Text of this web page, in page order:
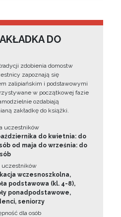
DO
zdobienia domostw
zapoznają się
zalipiańskim i podstawowymi
w początkowej fazie
ozdabiają
zakładkę do książki.
uczestników
do kwietnia: do
od maja do września: do
uczestników
wczesnoszkolna,
podstawowa (kl. 4-8),
ponadpodstawowe,
seniorzy
dla osób